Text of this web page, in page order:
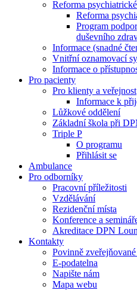
Reforma
Reforma
Program
duševního
Informace (snadné
Vnitřní oznamovací
Informace o
Pro pacienty
Pro klienty a veřejnost
Informace k
Lůžkové oddělení
Základní škola při
Triple P
O programu
Přihlásit se
Ambulance
Pro odborníky
Pracovní příležitosti
Vzdělávání
Rezidenční místa
Konference a
Akreditace DPN
Kontakty
Povinně
E-podatelna
Napište nám
Mapa webu